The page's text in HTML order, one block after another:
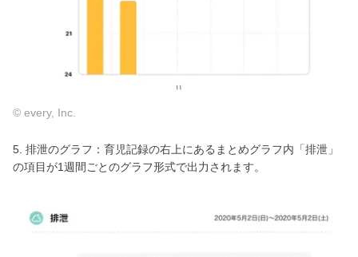
© every, Inc.
5. 排泄のグラフ：育児記録の右上にあるまとめグラフ内「排泄」
の項目が1週間ごとのグラフ形式で出力されます。